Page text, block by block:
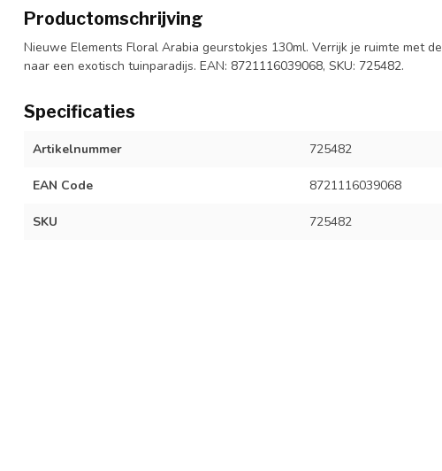
Productomschrijving
Nieuwe Elements Floral Arabia geurstokjes 130ml. Verrijk je ruimte met
naar een exotisch tuinparadijs. EAN: 8721116039068, SKU: 725482.
Specificaties
Artikelnummer 725482
EAN Code 8721116039068
SKU 725482